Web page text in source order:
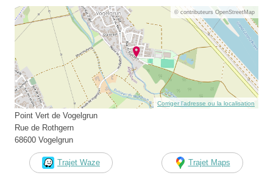
© contributeurs OpenStreetMap
Corriger l’adresse ou la localisation
Point Vert de Vogelgrun
Rue de Rothgern
68600 Vogelgrun
Trajet Waze Trajet Maps